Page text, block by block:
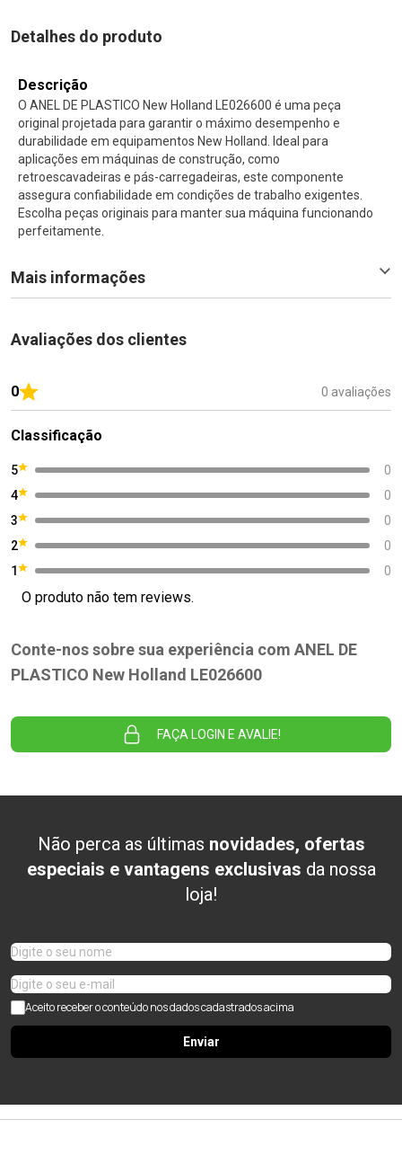
Detalhes do produto
Descrição
O ANEL DE PLASTICO New Holland LE026600 é uma peça
original projetada para garantir o máximo desempenho e
durabilidade em equipamentos New Holland. Ideal para
aplicações em máquinas de construção, como
retroescavadeiras e pás-carregadeiras, este componente
assegura confiabilidade em condições de trabalho exigentes.
Escolha peças originais para manter sua máquina funcionando
perfeitamente.
Mais informações
Avaliações dos clientes
0 0 avaliações
Classificação
5
0
4
0
3
0
2
0
1
0
O produto não tem reviews.
Conte-nos sobre sua experiência com ANEL DE
PLASTICO New Holland LE026600
FAÇA LOGIN E AVALIE!
Não perca as últimas novidades, ofertas
especiais e vantagens exclusivas da nossa
loja!
Aceito receber o conteúdo nos dados cadastrados acima
Enviar